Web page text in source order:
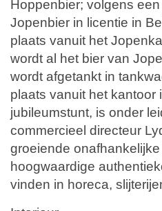
Hoppenbier; volgens
Jopenbier in licentie in
plaats vanuit het
wordt al het bier van
wordt afgetankt in
plaats vanuit het kantoor
jubileumstunt, is onder
commercieel directeur
groeiende
hoogwaardige
vinden in horeca,